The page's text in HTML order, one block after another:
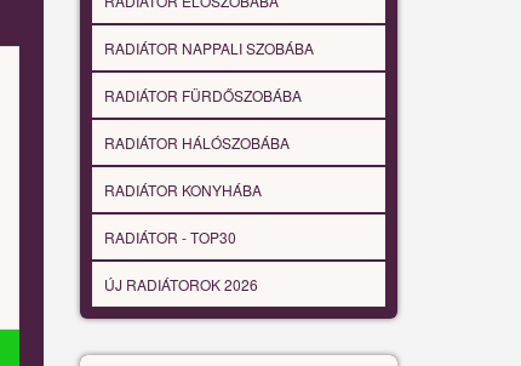
RADIÁTOR NAPPALI SZOBÁBA
RADIÁTOR FÜRDŐSZOBÁBA
RADIÁTOR HÁLÓSZOBÁBA
RADIÁTOR KONYHÁBA
RADIÁTOR - TOP30
ÚJ RADIÁTOROK 2026